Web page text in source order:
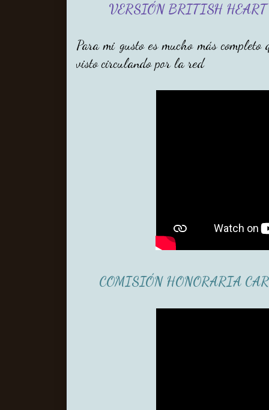
VERSIÓN BRITISH
Para mi gusto es mucho más
visto circulando por la red
COMISIÓN HONORARIA